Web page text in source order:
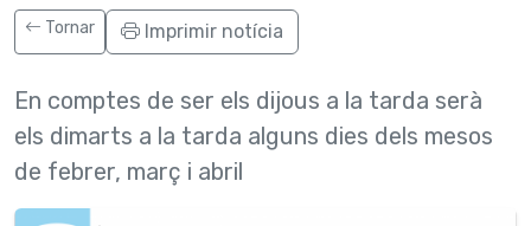
Tornar Imprimir notícia
En comptes de ser els dijous a la tarda serà
els dimarts a la tarda alguns dies dels mesos
de febrer, març i abril